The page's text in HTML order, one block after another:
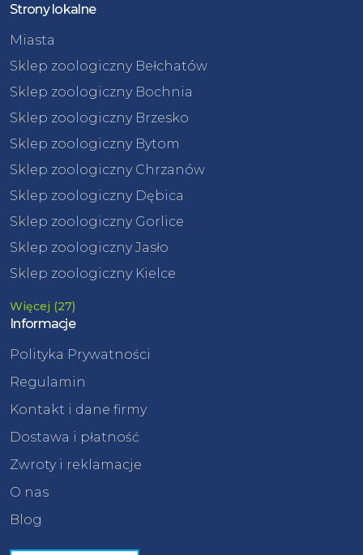
Strony lokalne
Miasta
Sklep zoologiczny Bełchatów
Sklep zoologiczny Bochnia
Sklep zoologiczny Brzesko
Sklep zoologiczny Bytom
Sklep zoologiczny Chrzanów
Sklep zoologiczny Dębica
Sklep zoologiczny Gorlice
Sklep zoologiczny Jasło
Sklep zoologiczny Kielce
Więcej (27)
Informacje
Polityka Prywatności
Regulamin
Kontakt i dane firmy
Dostawa i płatność
Zwroty i reklamacje
O nas
Blog